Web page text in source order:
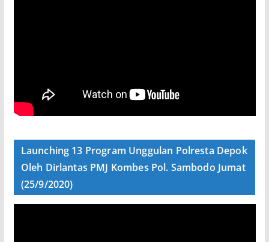
Launching 13 Program Unggulan Polresta Depok
Oleh Dirlantas PMJ Kombes Pol. Sambodo Jumat
(25/9/2020)